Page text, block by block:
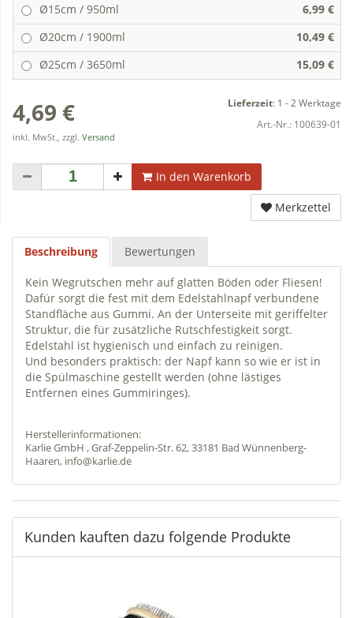
Ø15cm / 950ml
6,99 €
Ø20cm / 1900ml
10,49 €
Ø25cm / 3650ml
15,09 €
4,69 €
inkl. MwSt., zzgl. Versand
Lieferzeit: 1 - 2 Werktage
Art.-Nr.: 100639-01
In den Warenkorb
Merkzettel
Beschreibung Bewertungen
Kein Wegrutschen mehr auf glatten Böden oder Fliesen!
Dafür sorgt die fest mit dem Edelstahlnapf verbundene
Standfläche aus Gummi. An der Unterseite mit geriffelter
Struktur, die für zusätzliche Rutschfestigkeit sorgt.
Edelstahl ist hygienisch und einfach zu reinigen.
Und besonders praktisch: der Napf kann so wie er ist in
die Spülmaschine gestellt werden (ohne lästiges
Entfernen eines Gummiringes).
Herstellerinformationen:
Karlie GmbH , Graf-Zeppelin-Str. 62, 33181 Bad Wünnenberg-
Haaren, info@karlie.de
Kunden kauften dazu folgende Produkte